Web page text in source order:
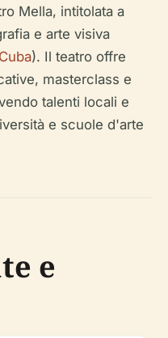
Mella, intitolata a
e arte visiva
). Il teatro offre
masterclass e
talenti locali e
e scuole d'arte
e